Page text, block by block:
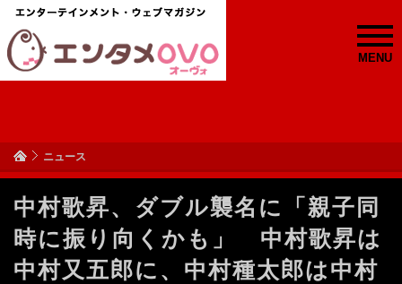
MENU
ニュース
中村歌昇、ダブル襲名に「親子同
時に振り向くかも」 中村歌昇は
中村又五郎に、中村種太郎は中村